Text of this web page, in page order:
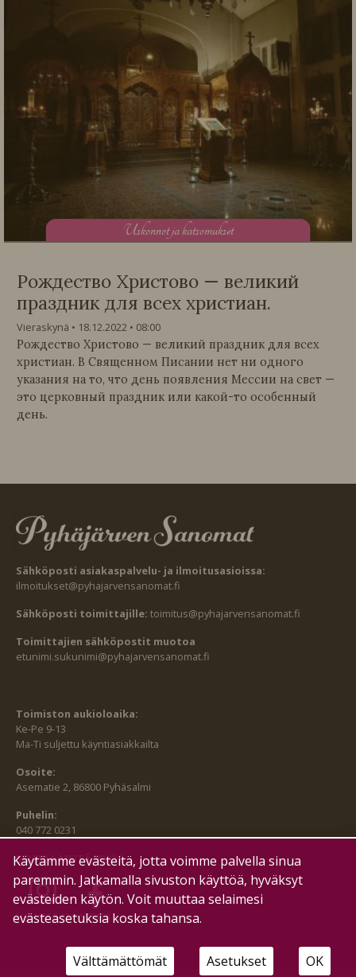
Uskonnot ja katsomukset
Рождество Христово — великий
праздник для всех христиан.
Vieraskynä 18.12.2022
08:00
Рождество Христово — великий праздник для всех
христиан. В Священном Писании нет ни одного
указания на то, что день появления Мессии на свет —
это церковный праздник или какой-то особенный
день.
Sähköposti asiakaspalvelu- ja ilmoitusasioissa:
ilmoitukset@pyhajarvensanomat.fi
Sähköposti toimittajille: toimitus@pyhajarvensanomat.fi
Toimittajien sähköpostit muotoa
etunimi.sukunimi@pyhajarvensanomat.fi
Toimiston aukioloaika:
Ke-Pe 9-13
Ma-Ti suljettu käyntiasiakkailta
Osoite:
Asematie 2, 86800 Pyhäsalmi
Puhelin:
040 772 0231
SEURAA MEITÄ MYÖS:
HALLITSE EVÄSTEITÄ
Käytämme evästeitä, jotta voimme palvella sinua
paremmin. Jatkamalla sivuston käyttöä, hyväksyt
evästeiden käytön. Voit muuttaa selaimesi
evästeasetuksia koska tahansa.
Välttämättömät Asetukset OK